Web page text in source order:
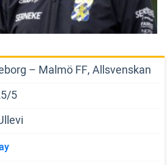
– Malmö FF, Allsvenskan
5